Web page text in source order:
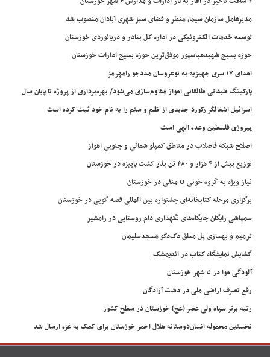
مدیرعامل سازمان سیما، منظر و فضای سبز شهری آبادان منصوب شد
توسعه خدمات الکترونیکی در اداره کل بنادر و دریانوردی خوزستان
حوزه بسیج شهیدعباسپور موفق‌ترین حوزه بسیج ادارات خوزستان
اهدای ۱۷ سری جهیزیه به نوعروسان مددجو رامهرمز
پارکینگ طبقاتی طالقانی اهواز مقاوم‌سازی می‌شود/ بهره‌برداری از پروژه تا پایان سال
اسرائیل اشغالگر رکورد جدیدی از ظلم و ستم را به نام خود ثبت کرده است
پیروزی فلسطین وعده الهی است
اصلاح شبکه فاضلاب در مناطق کمپلو شمالی و جنوبی اهواز
توزیع بیش از ۴ هزار و ۴۸۰ تن بذر کشت پاییزه در خوزستان
نیاز ویژه به گروه خونی O منفی در خوزستان
برگزاری مرحله کتابخانه‌ای جشنواره بین المللی قصه گویی در خوزستان
سمپاشی رایگان جایگاه‌های نگهداری دام روستایی در رامشیر
ترمیم و بهسازی پل معلق دک‌دکو مسجدسلیمان
گشایش نمایشگاه کتاب در اندیمشک
آلودگی هوا در ۵ شهر خوزستان
رفع تصرف اراضی ملی در دشت آزادگان
رتبه برتر سپاه ولی عصر (عج) خوزستان در سطح کشور
نخستین محموله انسان‌دوستانه هلال احمر خوزستان برای کمک به غزه ارسال شد